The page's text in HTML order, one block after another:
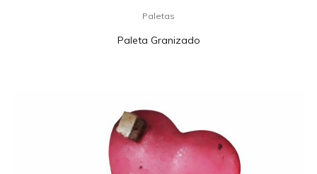
Paletas
Paleta Granizado